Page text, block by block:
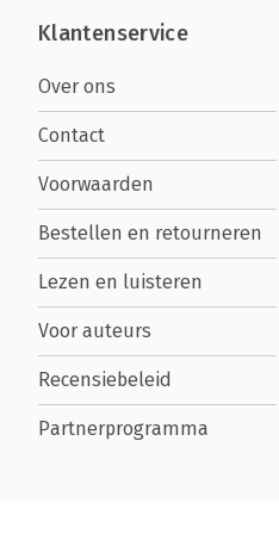
Klantenservice
Over ons
Contact
Voorwaarden
Bestellen en retourneren
Lezen en luisteren
Voor auteurs
Recensiebeleid
Partnerprogramma